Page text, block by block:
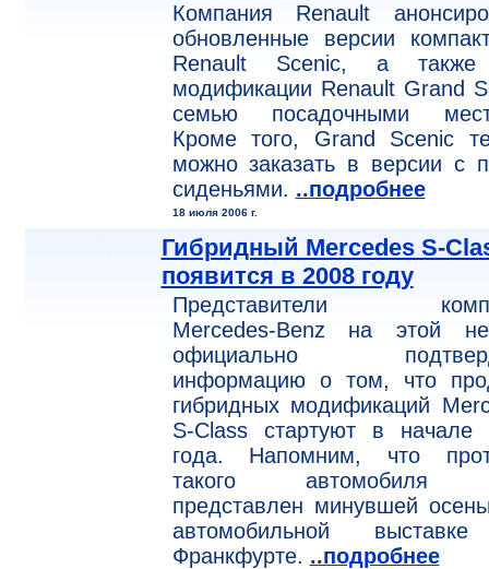
Компания Renault
обновленные версии
Renault Scenic, а также
модификации Renault Grand
семью посадочными
Кроме того, Grand Scenic
можно заказать в версии с
сиденьями. ..подробнее
18 июля 2006 г.
Гибридный Mercedes S-
появится в 2008 году
Представители
Mercedes-Benz на этой
официально
информацию о том, что
гибридных модификаций
S-Class стартуют в начале
года. Напомним, что
такого автомобиля
представлен минувшей
автомобильной
Франкфурте. ..подробнее